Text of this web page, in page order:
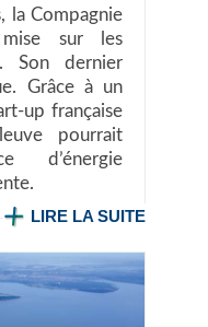
la Compagnie
sur les
Son dernier
Grâce à un
up française
pourrait
d’énergie
LIRE LA SUITE